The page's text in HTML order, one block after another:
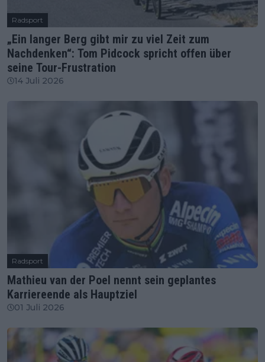
Radsport
„Ein langer Berg gibt mir zu viel Zeit zum
Nachdenken“: Tom Pidcock spricht offen über
seine Tour-Frustration
14 Juli 2026
Radsport
Mathieu van der Poel nennt sein geplantes
Karriereende als Hauptziel
01 Juli 2026